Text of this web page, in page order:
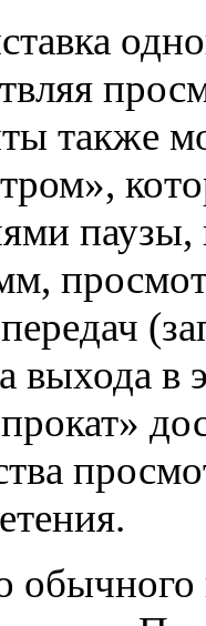
также
паузы,
выхода